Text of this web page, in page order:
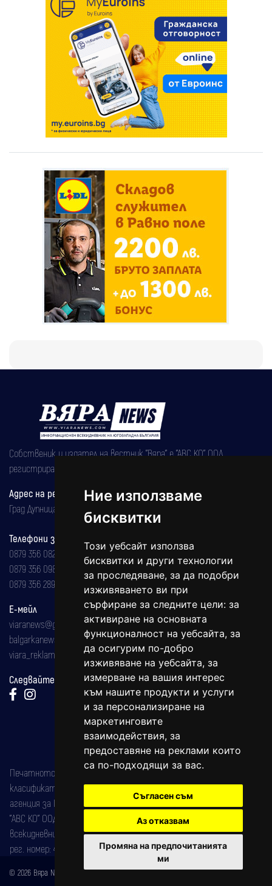
Ние използваме
бисквитки
Този уебсайт използва
бисквитки и други технологии
за проследяване, за да подобри
изживяването ви при
сърфиране за следните цели: за
активиране на основната
функционалност на уебсайта, за
да осигурим по-добро
изживяване на уебсайта, за
измерване на вашия интерес
към нашите продукти и услуги
и за персонализиране на
маркетинговите
взаимодействия, за
предоставяне на реклами които
са по-подходящи за вас.
Съгласен съм
Аз отказвам
Промяна на предпочитанията
ми
Собственик и издател на вестник "Вяра" е "АВС КО" ООД,
регистрирана на 08.05.2002 година.
Адрес на редакцията
Град Дупница, ул.''Христо Ботев" 43
Телефони за реклама и абонаменти
0879 356 082
0879 356 098
0879 356 289
Е-мейл
viaranews@gmail.com
balgarkanews@gmail.com
viara_reklama@mail.bg
Следвайте ни:
Печатното издание на вестника е регистрирано в националния
класификатор на печатните издания (Българска национална
агенция за ISSN) под номер: ISSN 1312-4722.
"АВС КО" ООД е притежател на марката: Вяра информационен
всекидневник на югозападна България, със свидетелство за марка
рег. номер: 47857/11.05.2004 година.
© 2026 Вяра News Всички права запазени!